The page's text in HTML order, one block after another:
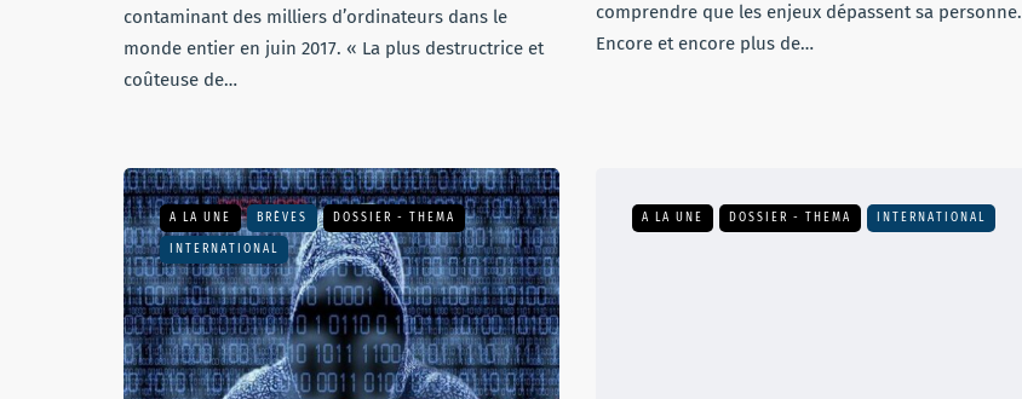
contaminant des milliers d’ordinateurs dans le
monde entier en juin 2017. « La plus destructrice et
coûteuse de…
comprendre que les enjeux dépassent sa personne.
Encore et encore plus de…
A LA UNE BRÈVES DOSSIER - THEMA
INTERNATIONAL
A LA UNE DOSSIER - THEMA INTERNATIONAL